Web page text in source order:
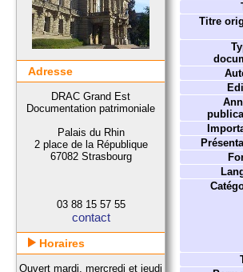
Titre
Adresse
DRAC Grand Est
Documentation patrimoniale
Palais du Rhin
2 place de la République
67082 Strasbourg
03 88 15 57 55
contact
Horaires
Ouvert mardi, mercredi et jeudi